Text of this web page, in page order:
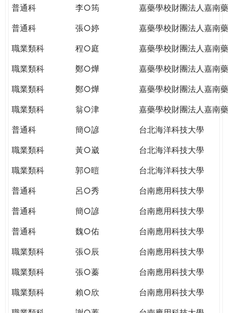
普通科
李○筠
嘉藥學校財團法人嘉南
普通科
張○婷
嘉藥學校財團法人嘉南
職業類科
程○庭
嘉藥學校財團法人嘉南
職業類科
鄭○燁
嘉藥學校財團法人嘉南
職業類科
鄭○燁
嘉藥學校財團法人嘉南
職業類科
翁○津
嘉藥學校財團法人嘉南
普通科
簡○諺
台北海洋科技大學
職業類科
黃○崴
台北海洋科技大學
職業類科
郭○暟
台北海洋科技大學
普通科
呂○秀
台南應用科技大學
普通科
簡○諺
台南應用科技大學
普通科
魏○佑
台南應用科技大學
職業類科
張○辰
台南應用科技大學
職業類科
張○蓁
台南應用科技大學
職業類科
賴○欣
台南應用科技大學